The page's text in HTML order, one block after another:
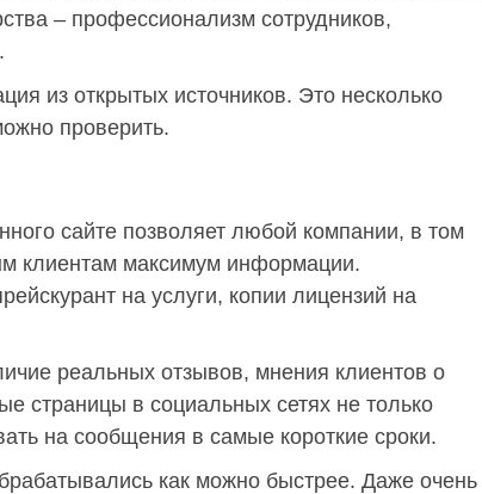
– профессионализм сотрудников,
из открытых источников. Это несколько
проверить.
сайте позволяет любой компании, в том
клиентам максимум информации.
на услуги, копии лицензий на
реальных отзывов, мнения клиентов о
страницы в социальных сетях не только
на сообщения в самые короткие сроки.
как можно быстрее. Даже очень